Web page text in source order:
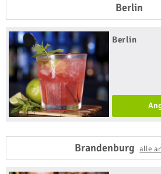
Berlin
Berlin
Brandenburgalle